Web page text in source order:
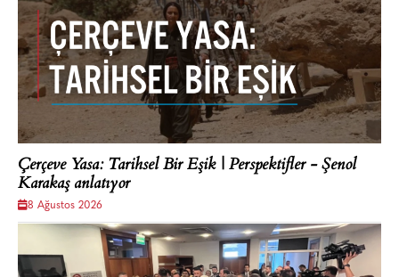
Çerçeve Yasa: Tarihsel Bir Eşik | Perspektifler - Şenol
Karakaş anlatıyor
8 Ağustos 2026